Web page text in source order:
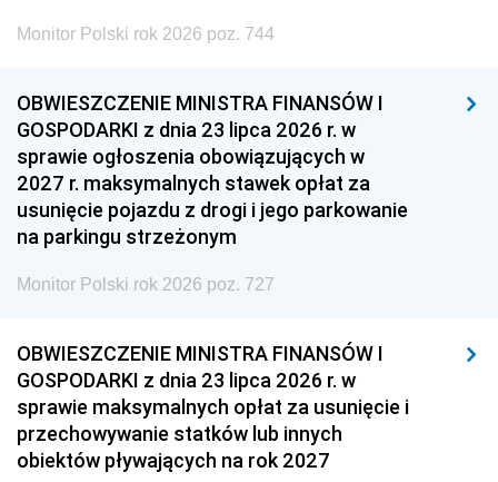
Monitor Polski rok 2026 poz. 744
OBWIESZCZENIE MINISTRA FINANSÓW I
GOSPODARKI z dnia 23 lipca 2026 r. w
sprawie ogłoszenia obowiązujących w
2027 r. maksymalnych stawek opłat za
usunięcie pojazdu z drogi i jego parkowanie
na parkingu strzeżonym
Monitor Polski rok 2026 poz. 727
OBWIESZCZENIE MINISTRA FINANSÓW I
GOSPODARKI z dnia 23 lipca 2026 r. w
sprawie maksymalnych opłat za usunięcie i
przechowywanie statków lub innych
obiektów pływających na rok 2027